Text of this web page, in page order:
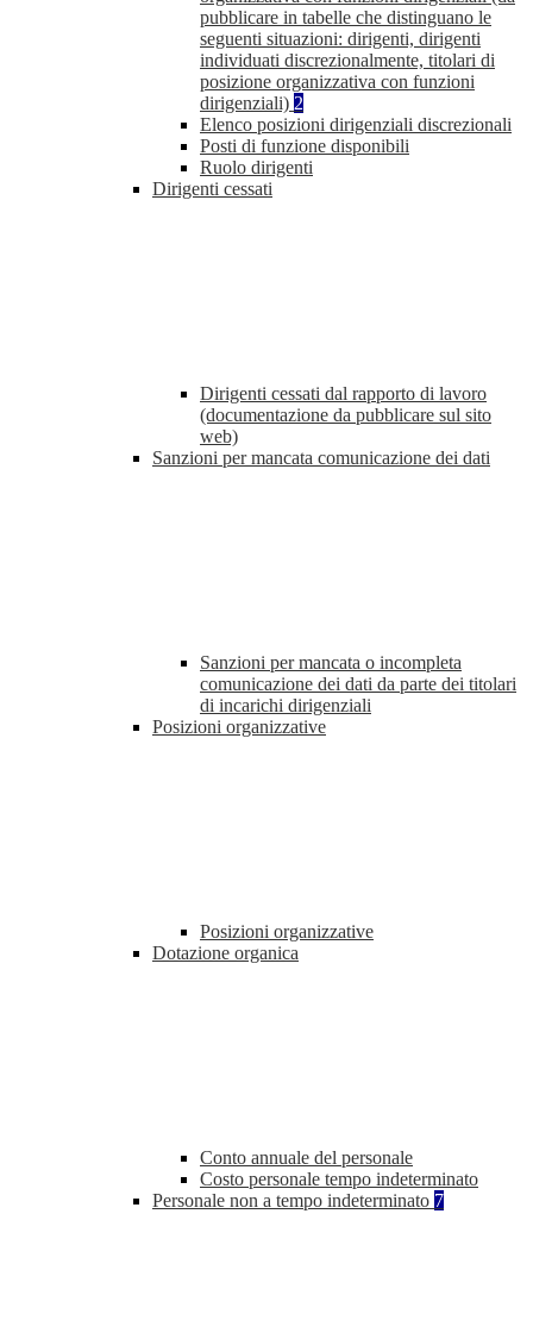
pubblicare in tabelle che distinguano le
seguenti situazioni: dirigenti, dirigenti
individuati discrezionalmente, titolari di
posizione organizzativa con funzioni
dirigenziali) 2
Elenco posizioni dirigenziali discrezionali
Posti di funzione disponibili
Ruolo dirigenti
Dirigenti cessati
Dirigenti cessati dal rapporto di lavoro
(documentazione da pubblicare sul sito
web)
Sanzioni per mancata comunicazione dei dati
Sanzioni per mancata o incompleta
comunicazione dei dati da parte dei titolari
di incarichi dirigenziali
Posizioni organizzative
Posizioni organizzative
Dotazione organica
Conto annuale del personale
Costo personale tempo indeterminato
Personale non a tempo indeterminato 7